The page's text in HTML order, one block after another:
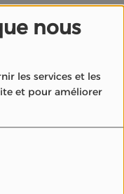
nous
les services et les
et pour améliorer
film
entre
la radio
à Valérie